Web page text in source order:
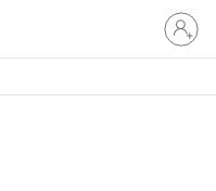
Log
på
din